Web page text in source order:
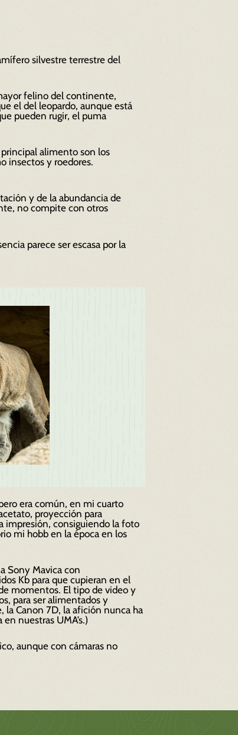
silvestre terrestre del
felino del continente,
el del leopardo, aunque está
pueden rugir, el puma
principal alimento son los
insectos y roedores.
y de la abundancia de
no compite con otros
parece ser escasa por la
era común, en mi cuarto
proyección para
impresión, consiguiendo la foto
mi hobb en la época en los
Sony Mavica con
Kb para que cupieran en el
momentos. El tipo de video y
para ser alimentados y
la Canon 7D, la afición nunca ha
nuestras UMA’s.)
aunque con cámaras no